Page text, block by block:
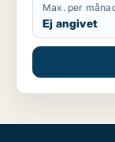
Max. per
Ej angivet